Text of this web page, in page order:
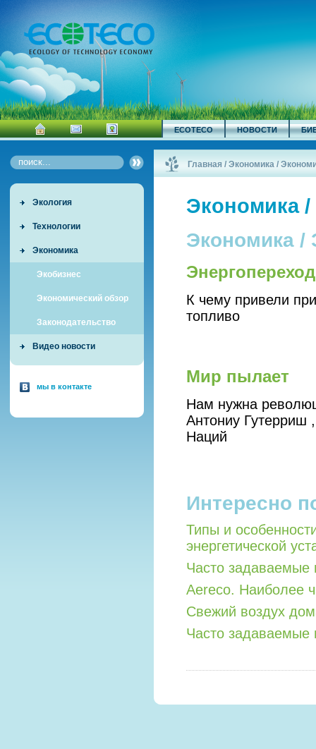
ECOTECO НОВОСТИ
Экология
Технологии
Экономика
Экобизнес
Экономический обзор
Законодательство
Видео новости
мы в контакте
Главная /Экономика /
Экономика
Экономика /
К чему привели
топливо
Мир пылает
Нам нужна
Антониу Гутерриш
Наций
Интересно
Типы и
энергетической
Часто задаваемые
Aereco. Наиболее
Свежий воздух
Часто задаваемые